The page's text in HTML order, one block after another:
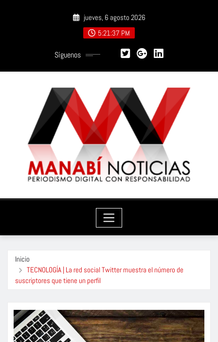
jueves, 6 agosto 2026
5:21:39 PM
Síguenos
Inicio
TECNOLOGÍA | La red social Twitter muestra el número de
suscriptores que tiene un perfil